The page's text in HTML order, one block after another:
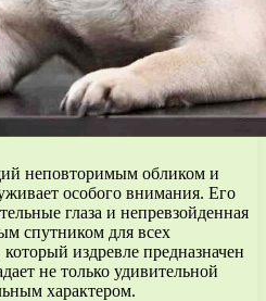
неповторимым обликом и
особого внимания. Его
глаза и непревзойденная
спутником для всех
издревле предназначен
не только удивительной
характером.